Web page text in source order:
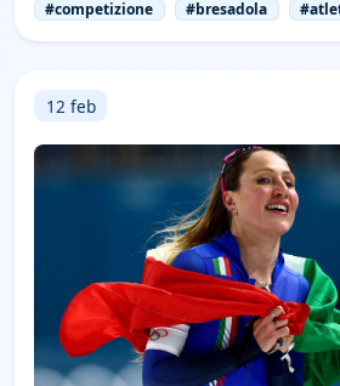
#competizione #bresadola
12 feb